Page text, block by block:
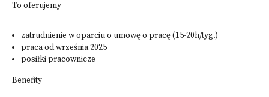
To oferujemy
zatrudnienie w oparciu o umowę o pracę (15-20h/tyg.)
praca od września 2025
posiłki pracownicze
Benefity